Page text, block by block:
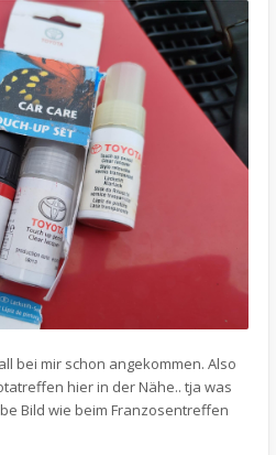
bei mir schon angekommen. Also
hier in der Nähe.. tja was
Bild wie beim Franzosentreffen